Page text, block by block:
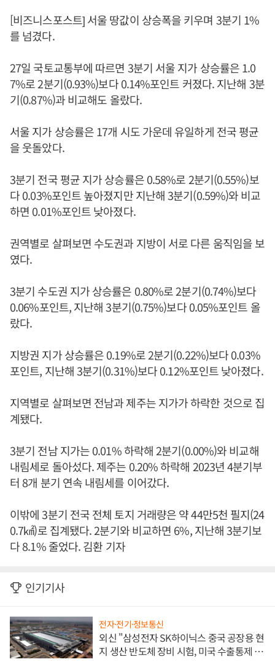
[비즈니스포스트] 서울 땅값이 상승폭을 키우며 3분기 1%
를 넘겼다.
27일 국토교통부에 따르면 3분기 서울 지가 상승률은 1.0
7%로 2분기(0.93%)보다 0.14%포인트 커졌다. 지난해 3분
기(0.87%)과 비교해도 올랐다.
서울 지가 상승률은 17개 시도 가운데 유일하게 전국 평균
을 웃돌았다.
3분기 전국 평균 지가 상승률은 0.58%로 2분기(0.55%)보
다 0.03%포인트 높아졌지만 지난해 3분기(0.59%)와 비교
하면 0.01%포인트 낮아졌다.
권역별로 살펴보면 수도권과 지방이 서로 다른 움직임을 보
였다.
3분기 수도권 지가 상승률은 0.80%로 2분기(0.74%)보다
0.06%포인트, 지난해 3분기(0.75%)보다 0.05%포인트 올
랐다.
지방권 지가 상승률은 0.19%로 2분기(0.22%)보다 0.03%
포인트, 지난해 3분기(0.31%)보다 0.12%포인트 낮아졌다.
지역별로 살펴보면 전남과 제주는 지가가 하락한 것으로 집
계됐다.
3분기 전남 지가는 0.01% 하락해 2분기(0.00%)와 비교해
내림세로 돌아섰다. 제주는 0.20% 하락해 2023년 4분기부
터 8개 분기 연속 내림세를 이어갔다.
이밖에 3분기 전국 전체 토지 거래량은 약 44만5천 필지(24
0.7㎢)로 집계됐다. 2분기와 비교하면 6%, 지난해 3분기보
다 8.1% 줄었다. 김환 기자
인기기사
전자·전기·정보통신
외신 "삼성전자 SK하이닉스 중국 공장용 현
지 생산 반도체 장비 시험, 미국 수출통제 대